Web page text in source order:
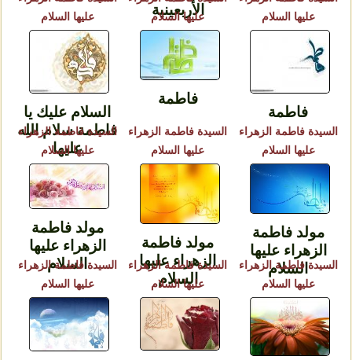
الأربعينية
عليها السلام
فاطمة
عليها السلام
فاطمة
عليها السلام
السلام عليك يا
فاطمة سلام الله
عليها
السيدة فاطمة الزهراء
عليها السلام
مولد فاطمة
الزهراء عليها
السلام
السيدة فاطمة الزهراء
عليها السلام
مولد فاطمة
الزهراء عليها
السلام
السيدة فاطمة الزهراء
عليها السلام
مولد فاطمة
الزهراء عليها
السلام
السيدة فاطمة الزهراء
عليها السلام
السيدة فاطمة الزهراء
عليها السلام
السيدة فاطمة الزهراء
عليها السلام